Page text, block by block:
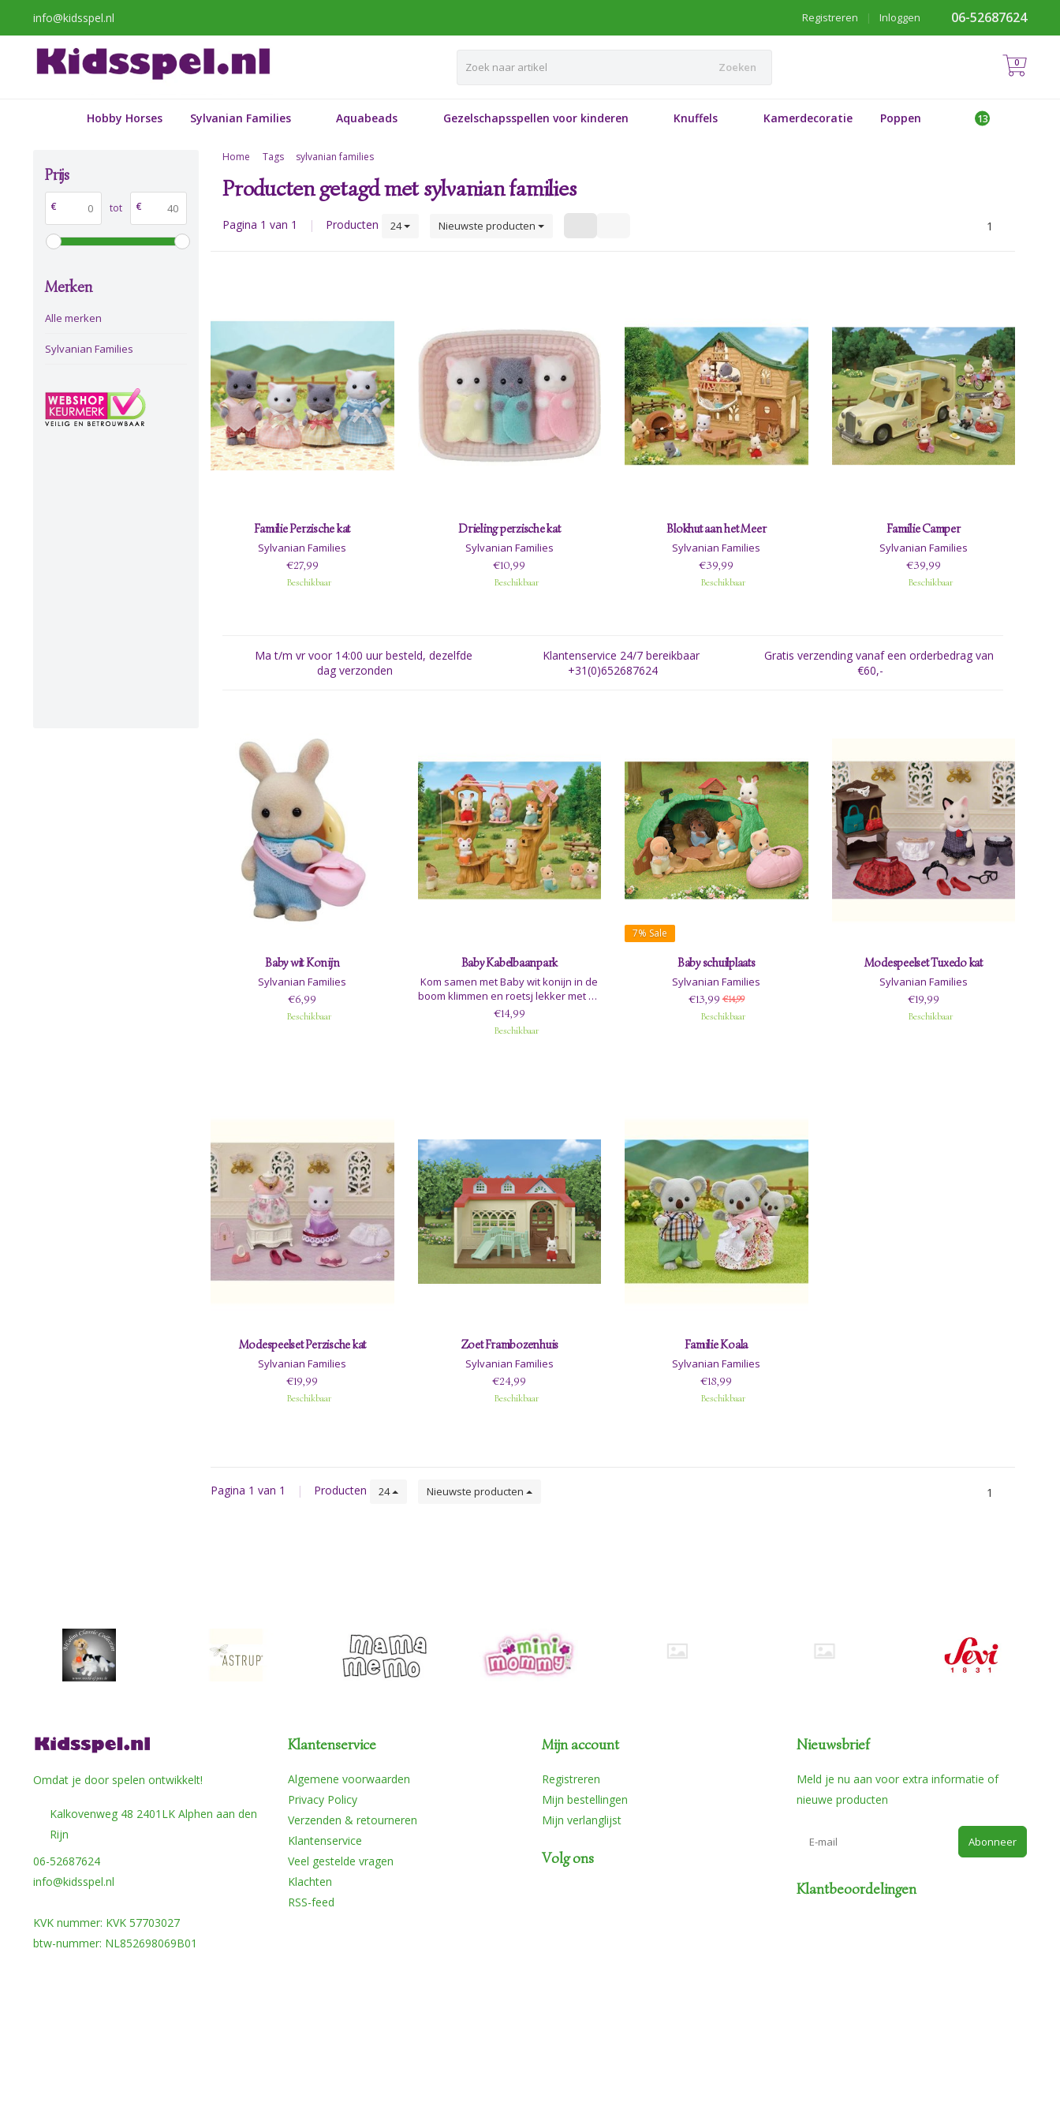
info@kidsspel.nl 06-52687624
Inloggen
|
Registreren
Zoeken 0
Hobby Horses Sylvanian Families Aquabeads Gezelschapsspellen voor kinderen Knuffels Kamerdecoratie Poppen
Prijs
€ tot €
Merken
Alle merken
Sylvanian Families
Home Tags sylvanian families
Producten getagd met sylvanian families
Pagina 1 van 1 | Producten 24 Nieuwste producten 1
Familie Perzische kat
Sylvanian Families
€27,99
Beschikbaar
Drieling perzische kat
Sylvanian Families
€10,99
Beschikbaar
Blokhut aan het Meer
Sylvanian Families
€39,99
Beschikbaar
Familie Camper
Sylvanian Families
€39,99
Beschikbaar
Ma t/m vr voor 14:00 uur besteld, dezelfde
dag verzonden
Klantenservice 24/7 bereikbaar
+31(0)652687624
Gratis verzending vanaf een orderbedrag van
€60,-
Baby wit Konijn
Sylvanian Families
€6,99
Beschikbaar
Baby Kabelbaanpark
Kom samen met Baby wit konijn in de
boom klimmen en roetsj lekker met de
kabelbaan naar de andere kant in het
leuke Sylvanian Families baby
kabelbaanpark.
€14,99
Beschikbaar
7% Sale
Baby schuilplaats
Sylvanian Families
€13,99 €14,99
Beschikbaar
Modespeelset Tuxedo kat
Sylvanian Families
€19,99
Beschikbaar
Modespeelset Perzische kat
Sylvanian Families
€19,99
Beschikbaar
Zoet Frambozenhuis
Sylvanian Families
€24,99
Beschikbaar
Familie Koala
Sylvanian Families
€18,99
Beschikbaar
Pagina 1 van 1 | Producten 24 Nieuwste producten 1
Omdat je door spelen ontwikkelt!
Kalkovenweg 48 2401LK Alphen aan den
Rijn
06-52687624
info@kidsspel.nl
KVK nummer: KVK 57703027
btw-nummer: NL852698069B01
Klantenservice
Algemene voorwaarden
Privacy Policy
Verzenden & retourneren
Klantenservice
Veel gestelde vragen
Klachten
RSS-feed
Mijn account
Registreren
Mijn bestellingen
Mijn verlanglijst
Volg ons
Nieuwsbrief
Meld je nu aan voor extra informatie of
nieuwe producten
Abonneer
Klantbeoordelingen